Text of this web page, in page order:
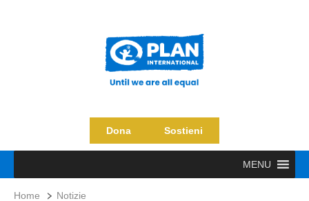
Dona Sostieni
MENU
Home Notizie